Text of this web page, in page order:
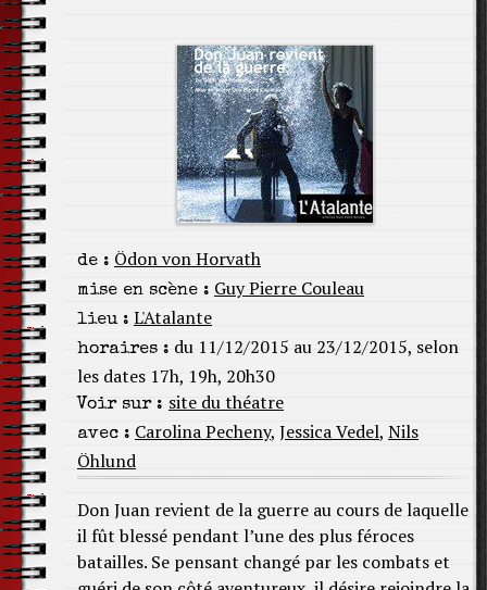
de : Ödon von Horvath
mise en scène : Guy Pierre Couleau
lieu : L'Atalante
horaires : du 11/12/2015 au 23/12/2015, selon
les dates 17h, 19h, 20h30
Voir sur : site du théatre
avec : Carolina Pecheny, Jessica Vedel, Nils
Öhlund
Don Juan revient de la guerre au cours de laquelle
il fût blessé pendant l’une des plus féroces
batailles. Se pensant changé par les combats et